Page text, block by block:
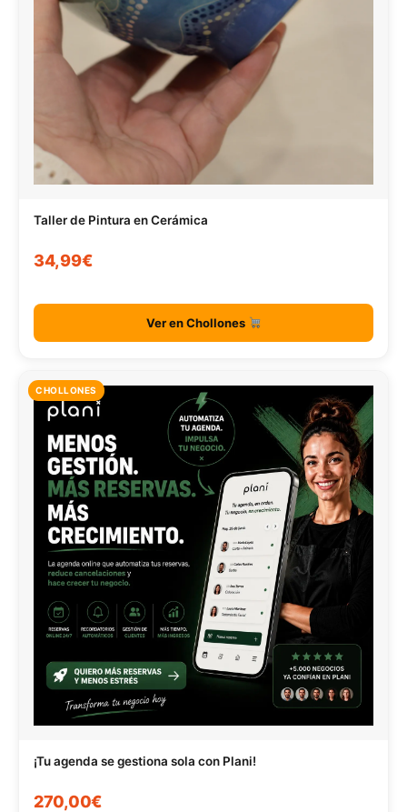
Taller de Pintura en Cerámica
34,99€
Ver en Chollones
CHOLLONES
¡Tu agenda se gestiona sola con Plani!
270,00€